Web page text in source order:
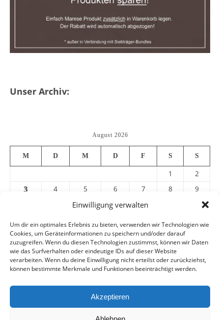
Einwilligung verwalten
Um dir ein optimales Erlebnis zu bieten, verwenden wir Technologien wie
Cookies, um Geräteinformationen zu speichern und/oder darauf
zuzugreifen. Wenn du diesen Technologien zustimmst, können wir Daten
wie das Surfverhalten oder eindeutige IDs auf dieser Website
verarbeiten. Wenn du deine Einwilligung nicht erteilst oder zurückziehst,
können bestimmte Merkmale und Funktionen beeinträchtigt werden.
Akzeptieren
Unser Archiv:
August 2026
M D M D F S S
1 2
3 4 5 6 7 8
9
12 13 14
24
25 26 27 28 29
31
« Juli